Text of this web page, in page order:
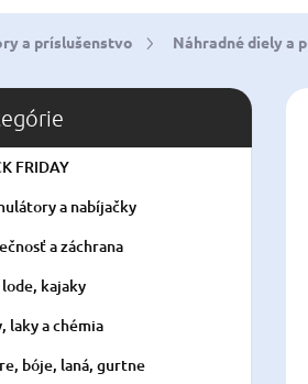
a príslušenstvo Náhradné diely a
FRIDAY
a nabíjačky
a záchrana
kajaky
laky a chémia
bóje, laná, gurtne